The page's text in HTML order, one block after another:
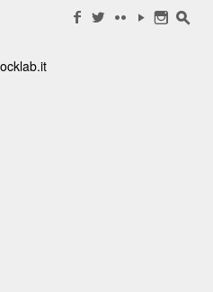
f w c y n s